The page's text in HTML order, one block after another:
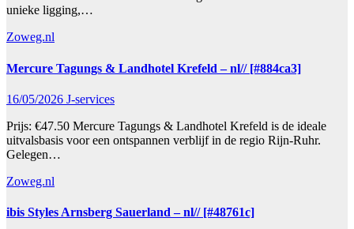
unieke ligging,…
Zoweg.nl
Mercure Tagungs & Landhotel Krefeld – nl// [#884ca3]
16/05/2026 J-services
Prijs: €47.50 Mercure Tagungs & Landhotel Krefeld is de ideale
uitvalsbasis voor een ontspannen verblijf in de regio Rijn-Ruhr.
Gelegen…
Zoweg.nl
ibis Styles Arnsberg Sauerland – nl// [#48761c]